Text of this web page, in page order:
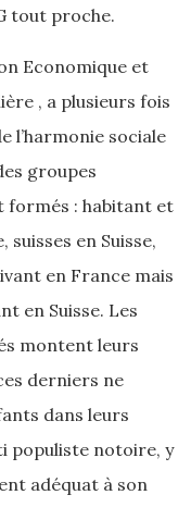
tout proche.
Economique et
, a plusieurs fois
l’harmonie sociale
groupes
formés : habitant et
en Suisse,
en France mais
en Suisse. Les
montent leurs
derniers ne
dans leurs
populiste notoire, y
adéquat à son